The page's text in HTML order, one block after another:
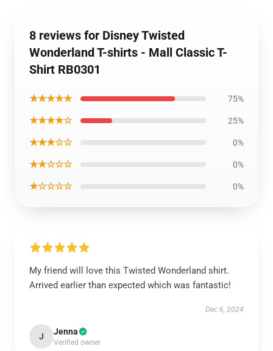
8 reviews for Disney Twisted
Wonderland T-shirts - Mall Classic T-
Shirt RB0301
★★★★★ 75%
★★★★☆ 25%
★★★☆☆ 0%
★★☆☆☆ 0%
★☆☆☆☆ 0%
My friend will love this Twisted Wonderland shirt.
Arrived earlier than expected which was fantastic!
Dec 6, 2024
J Jenna
Verified owner